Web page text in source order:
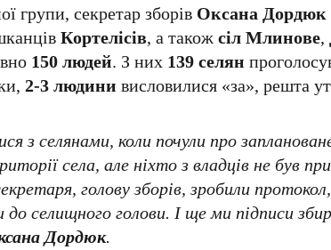
групи, секретар зборів Оксана Дордюк
Кортелісів, а такожсіл Млинове,
150 людей. З них 139 селян
2-3 людини висловилися «за», решта
з селянами, коли почули про
села, але ніхто з владців не був
голову зборів, зробили
до селищного голови. І ще ми підписи
Дордюк.